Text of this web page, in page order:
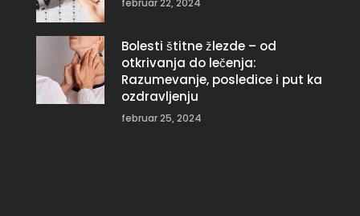
februar 22, 2024
Bolesti štitne žlezde – od
otkrivanja do lečenja:
Razumevanje, posledice i put ka
ozdravljenju
februar 25, 2024